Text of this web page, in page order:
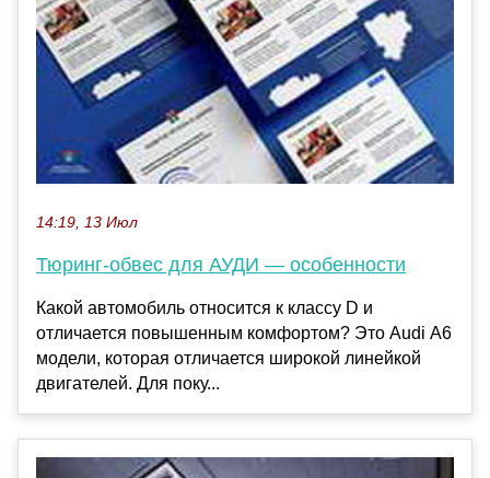
14:19, 13 Июл
Тюринг-обвес для АУДИ — особенности
Какой автомобиль относится к классу D и
отличается повышенным комфортом? Это Audi А6
модели, которая отличается широкой линейкой
двигателей. Для поку...